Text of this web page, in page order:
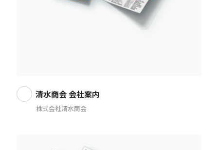
清水商会 会社案内
株式会社清水商会